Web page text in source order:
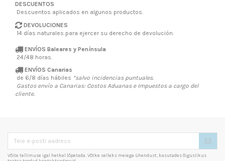
DESCUENTOS
Descuentos aplicados en algunos productos.
DEVOLUCIONES
14 días naturales para ejercer su derecho de devolución.
ENVÍOS Baleares y Península
24/48 horas.
ENVÍOS Canarias
de 6/8 días hábiles *salvo incidencias puntuales.
Gastos envío a Canarias: Costos Aduanas e Impuestos a cargo del
cliente.
Võite tellimuse igal hetkel lõpetada. Võtke selleks meiega ühendust, kasutades õiguslikus